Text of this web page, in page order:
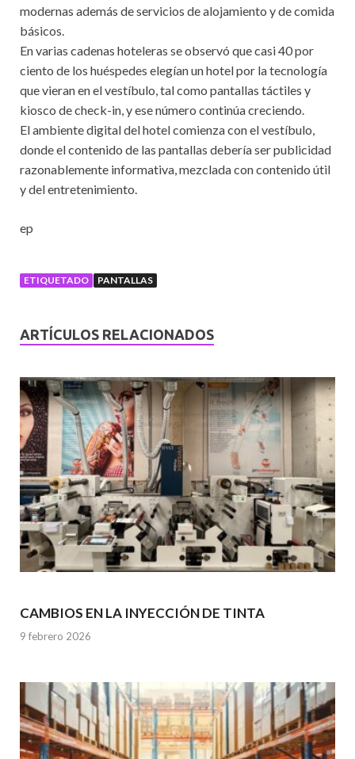
modernas además de servicios de alojamiento y de comida
básicos.
En varias cadenas hoteleras se observó que casi 40 por
ciento de los huéspedes elegían un hotel por la tecnología
que vieran en el vestíbulo, tal como pantallas táctiles y
kiosco de check-in, y ese número continúa creciendo.
El ambiente digital del hotel comienza con el vestíbulo,
donde el contenido de las pantallas debería ser publicidad
razonablemente informativa, mezclada con contenido útil
y del entretenimiento.
ep
ETIQUETADO PANTALLAS
ARTÍCULOS RELACIONADOS
CAMBIOS EN LA INYECCIÓN DE TINTA
9 febrero 2026